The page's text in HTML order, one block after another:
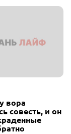
вора
совесть, и он